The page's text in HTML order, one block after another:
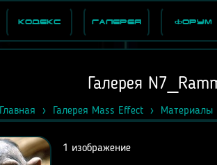
Кодекс Галерея Форум
Главная Галерея Mass Effect Материалы
Галерея
1 изображение